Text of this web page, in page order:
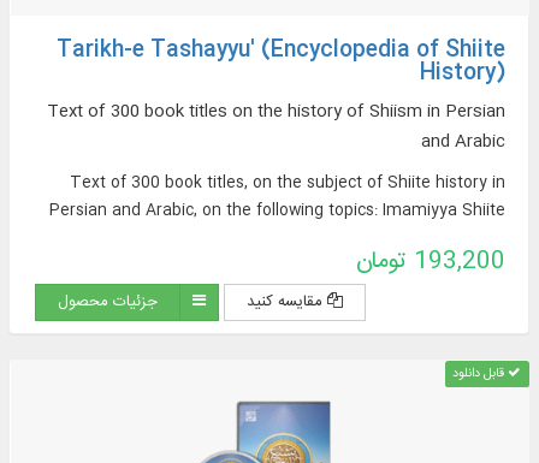
Tarikh-e Tashayyu' (Encyclopedia of Shiite
History)
Text of 300 book titles on the history of Shiism in Persian
and Arabic
Text of 300 book titles, on the subject of Shiite history in
Persian and Arabic, on the following topics: Imamiyya Shiite
movements and uprisings, Shiite states, Shiite culture and
civilization, geographical distribution of Shiites, etc.
193,200 تومان
مقایسه کنید جزئیات محصول
قابل دانلود